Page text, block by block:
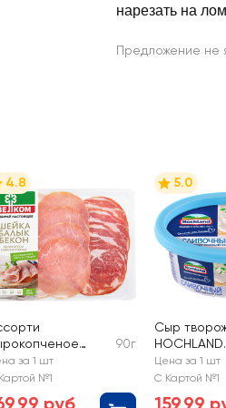
нарезать на
Предложение не
4.8
Шейка,
бекон,
90г
за 1 шт
№1
руб
5.0
Сыр
HOCHLAND
сливочный
без змж
Цена за 1 шт
С Картой №1
159,99